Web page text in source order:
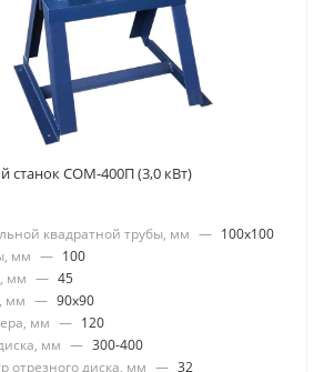
станок СОМ-400П (3,0 кВт)
квадратной трубы, мм — 100x100
мм — 100
мм — 45
мм — 90x90
мм — 120
мм — 300-400
отрезного диска, мм — 32